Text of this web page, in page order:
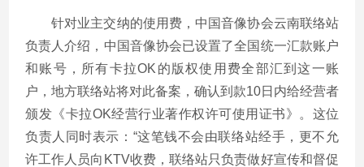
针对业主交纳的使用费，中国音像协会云南联络站
负责人介绍，中国音像协会已设置了全国统一汇款账户
和账号，所有卡拉OK的版权使用费全部汇到这一账
户，地方联络站将对此备案，确认到款10日内给经营者
颁发《卡拉OK经营行业著作权许可使用证书》。这位
负责人同时表示：“这笔钱不会由联络站经手，更不允
许工作人员向KTV收费，联络站只负责做好宣传和督促